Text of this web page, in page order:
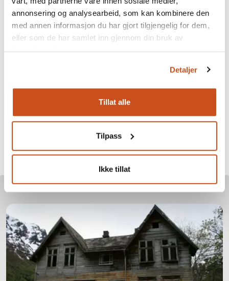
annonsering og analysearbeid, som kan kombinere den
med annen informasjon du har gjort tilgjengelig for dem,
eller som de har samlet inn gjennom din bruk av
Detaljer
Tillat alle
Tilpass
Ikke tillat
nesten. Det unike bygget bar trekk fra jugend,
sveitserstil og litt til. I dette huset vokste Ivar Mork
opp. I sin historie forteller han om huset, familiene
som bodde der og strømmen av mennesker som kom
på besøk.
Brødrene som bygde huset hadde talløse visjoner og
mange prosjekter. Desverre for mange til å fullføre alt.
Nå har byggmester Inge Kolås sått seg i fore å
Les mer om dette emnet